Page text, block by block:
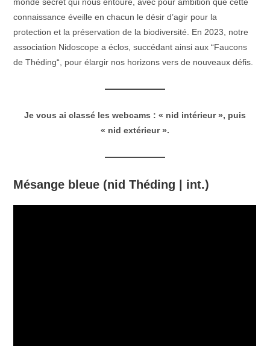
connaissance éveille en chacun le désir d’agir pour la
protection et la préservation de la biodiversité. En 2023, notre
association Nidoscope a éclos, succédant ainsi aux “Faucons
de Théding“, pour élargir nos horizons vers de nouveaux défis.
Je vous ai classé les webcams : « nid intérieur », puis
« nid extérieur ».
Mésange bleue (nid Théding | int.)